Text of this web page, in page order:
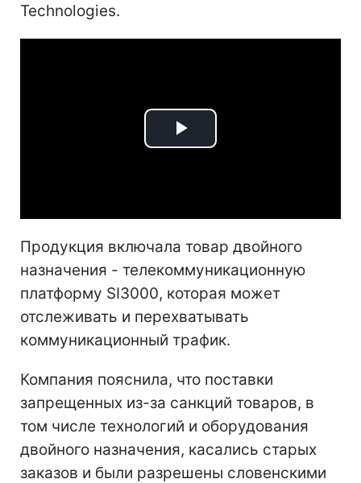
Technologies.
Play
Продукция включала товар двойного
назначения - телекоммуникационную
платформу SI3000, которая может
отслеживать и перехватывать
коммуникационный трафик.
Компания пояснила, что поставки
запрещенных из-за санкций товаров, в
том числе технологий и оборудования
двойного назначения, касались старых
заказов и были разрешены словенскими